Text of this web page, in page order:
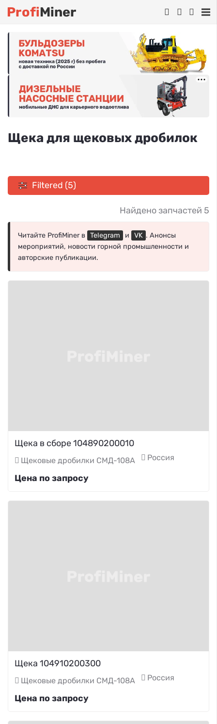
ProfiMiner
Щека для щековых дробилок
Filtered (5)
Найдено запчастей 5
Читайте ProfiMiner в Telegram и VK . Анонсы
мероприятий, новости горной промышленности и
авторские публикации.
Щека в сборе 104890200010
Щековые дробилки СМД-108А Россия
Цена по запросу
Щека 104910200300
Щековые дробилки СМД-108А Россия
Цена по запросу